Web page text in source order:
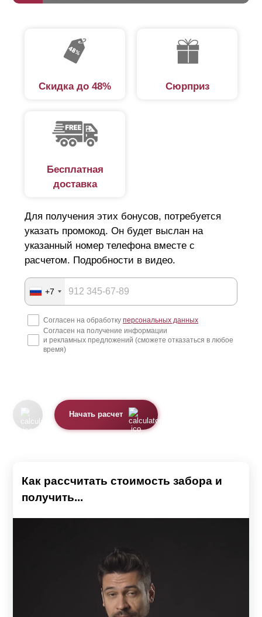
Скидка до 48% Сюрприз
Бесплатная
доставка
Для получения этих бонусов, потребуется
указать промокод. Он будет выслан на
указанный номер телефона вместе с
расчетом. Подробности в видео.
+7
Согласен на обработку персональных данных
Согласен на получение информации
и рекламных предложений (сможете отказаться в любое
время)
Начать расчет
Как рассчитать стоимость забора и
получить...